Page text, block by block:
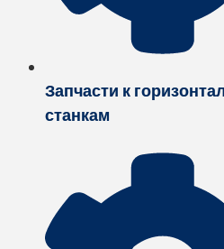
Запчасти к
станкам